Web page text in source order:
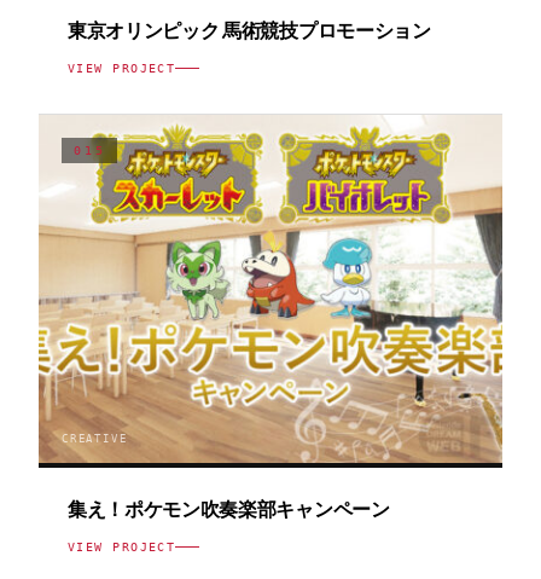
東京オリンピック 馬術競技プロモーション
VIEW PROJECT
015
CREATIVE
集え！ポケモン吹奏楽部キャンペーン
VIEW PROJECT